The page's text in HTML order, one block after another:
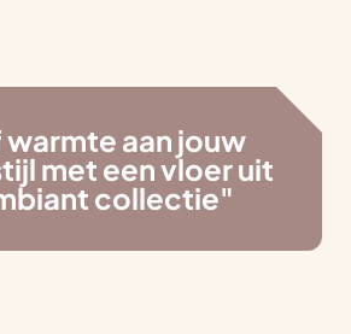
aan jouw
met een vloer uit
collectie"